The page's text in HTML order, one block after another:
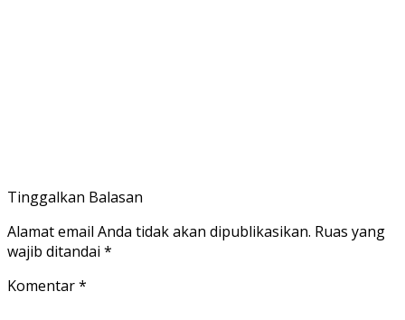
Tinggalkan Balasan
Alamat email Anda tidak akan dipublikasikan. Ruas yang
wajib ditandai *
Komentar*